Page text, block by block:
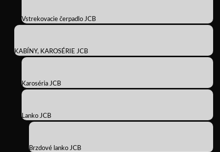
Vstrekovacie čerpadlo JCB
KABÍNY, KAROSÉRIE JCB
Karoséria JCB
Lanko JCB
Brzdové lanko JCB